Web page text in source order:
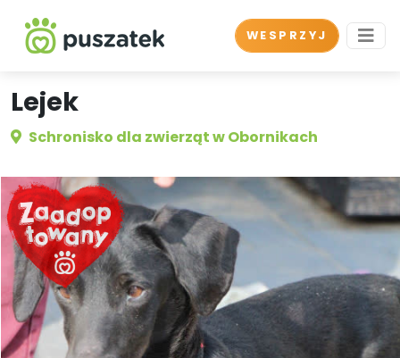
WESPRZYJ
Lejek
Schronisko dla zwierząt w Obornikach